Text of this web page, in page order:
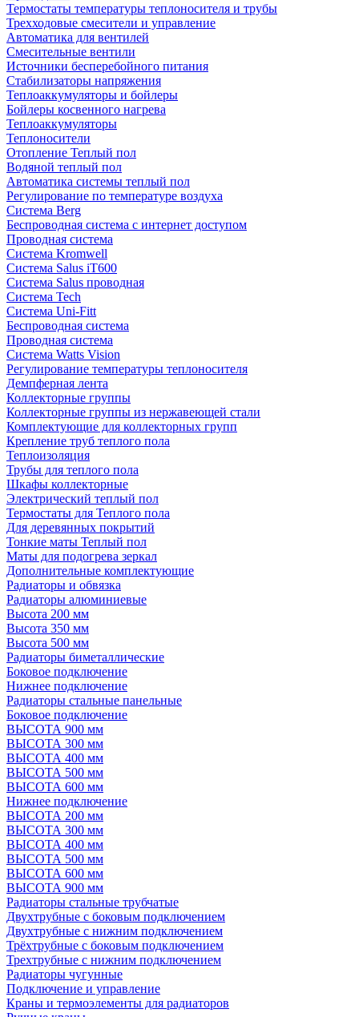
Термостаты температуры теплоносителя и трубы
Трехходовые смесители и управление
Автоматика для вентилей
Смесительные вентили
Источники бесперебойного питания
Стабилизаторы напряжения
Теплоаккумуляторы и бойлеры
Бойлеры косвенного нагрева
Теплоаккумуляторы
Теплоносители
Отопление Теплый пол
Водяной теплый пол
Автоматика системы теплый пол
Регулирование по температуре воздуха
Система Berg
Беспроводная система с интернет доступом
Проводная система
Система Kromwell
Система Salus iT600
Система Salus проводная
Система Tech
Система Uni-Fitt
Беспроводная система
Проводная система
Система Watts Vision
Регулирование температуры теплоносителя
Демпферная лента
Коллекторные группы
Коллекторные группы из нержавеющей стали
Комплектующие для коллекторных групп
Крепление труб теплого пола
Теплоизоляция
Трубы для теплого пола
Шкафы коллекторные
Электрический теплый пол
Термостаты для Теплого пола
Для деревянных покрытий
Тонкие маты Теплый пол
Маты для подогрева зеркал
Дополнительные комплектующие
Радиаторы и обвязка
Радиаторы алюминиевые
Высота 200 мм
Высота 350 мм
Высота 500 мм
Радиаторы биметаллические
Боковое подключение
Нижнее подключение
Радиаторы стальные панельные
Боковое подключение
ВЫСОТА 900 мм
ВЫСОТА 300 мм
ВЫСОТА 400 мм
ВЫСОТА 500 мм
ВЫСОТА 600 мм
Нижнее подключение
ВЫСОТА 200 мм
ВЫСОТА 300 мм
ВЫСОТА 400 мм
ВЫСОТА 500 мм
ВЫСОТА 600 мм
ВЫСОТА 900 мм
Радиаторы стальные трубчатые
Двухтрубные с боковым подключением
Двухтрубные с нижним подключением
Трёхтрубные с боковым подключением
Трехтрубные с нижним подключением
Радиаторы чугунные
Подключение и управление
Краны и термоэлементы для радиаторов